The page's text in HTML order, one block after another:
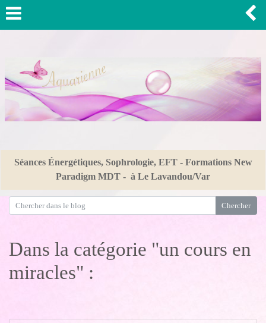
Séances Énergétiques, Sophrologie, EFT - Formations New
Paradigm MDT - à Le Lavandou/Var
Dans la catégorie "un cours en
miracles" :